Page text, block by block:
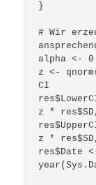
}
# Wir
alpha <-
z <-
CI
z *
z *
res$Date